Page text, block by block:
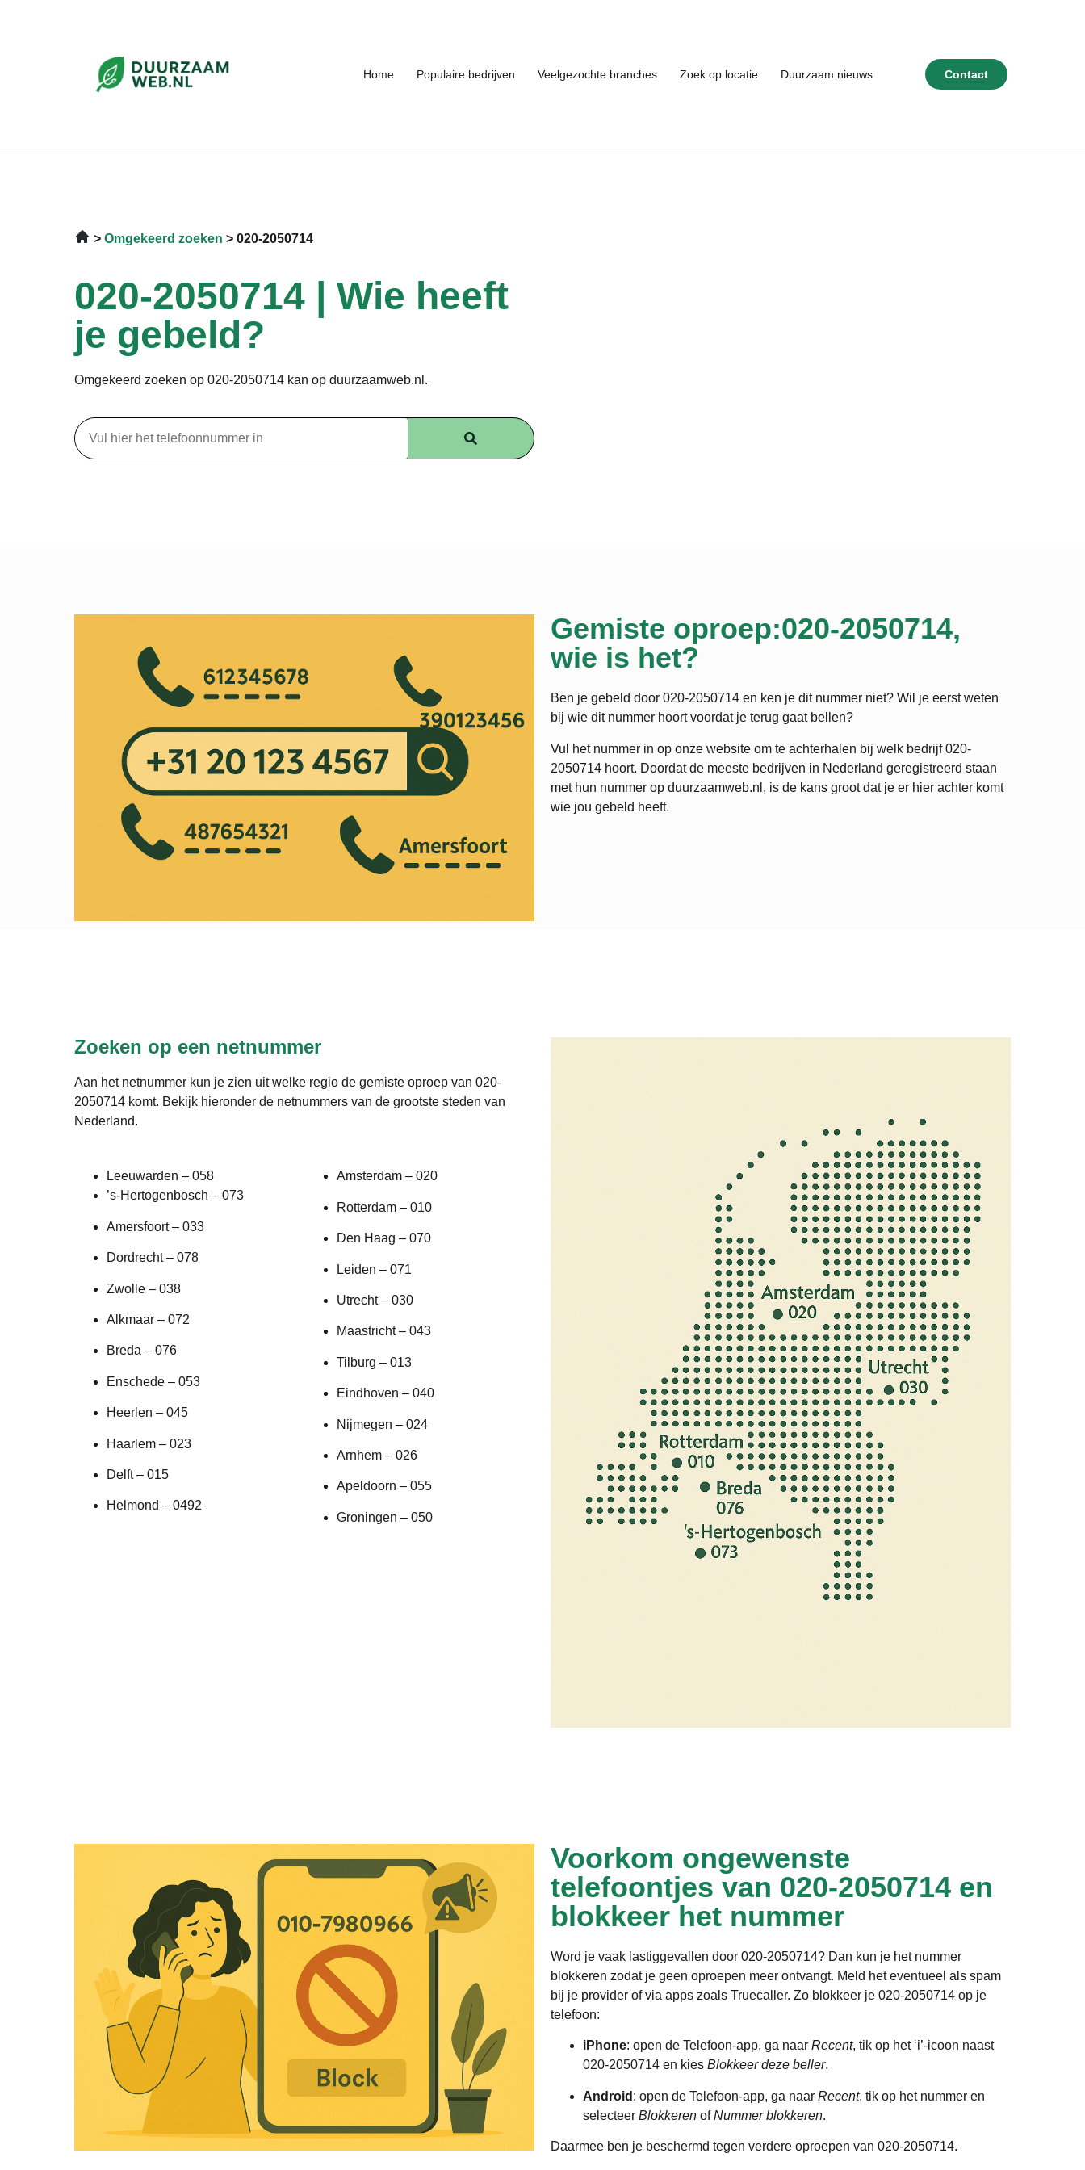
Home Populaire bedrijven Veelgezochte branches Zoek op locatie Duurzaam nieuws Contact
Omgekeerd zoeken 020-2050714
020-2050714 | Wie heeft
je gebeld?
Omgekeerd zoeken op 020-2050714 kan op duurzaamweb.nl.
Gemiste oproep:020-2050714,
wie is het?
Ben je gebeld door 020-2050714 en ken je dit nummer niet? Wil je eerst weten
bij wie dit nummer hoort voordat je terug gaat bellen?
Vul het nummer in op onze website om te achterhalen bij welk bedrijf020-
2050714 hoort. Doordat de meeste bedrijven in Nederland geregistreerd staan
met hun nummer op duurzaamweb.nl, is de kans groot dat je er hier achter komt
wie jou gebeld heeft.
Zoeken op een netnummer
Aan het netnummer kun je zien uit welke regio de gemiste oproep van 020-
2050714 komt. Bekijk hieronder de netnummers van de grootste steden van
Nederland.
Leeuwarden – 058
’s-Hertogenbosch – 073
Amersfoort – 033
Dordrecht – 078
Zwolle – 038
Alkmaar – 072
Breda – 076
Enschede – 053
Heerlen – 045
Haarlem – 023
Delft – 015
Helmond – 0492
Amsterdam – 020
Rotterdam – 010
Den Haag – 070
Leiden – 071
Utrecht – 030
Maastricht – 043
Tilburg – 013
Eindhoven – 040
Nijmegen – 024
Arnhem – 026
Apeldoorn – 055
Groningen – 050
Voorkom ongewenste
telefoontjes van 020-2050714 en
blokkeer het nummer
Word je vaak lastiggevallen door 020-2050714? Dan kun je het nummer
blokkeren zodat je geen oproepen meer ontvangt. Meld het eventueel als spam
bij je provider of via apps zoals Truecaller. Zo blokkeer je 020-2050714 op je
telefoon:
iPhone: open de Telefoon-app, ga naar Recent, tik op het ‘i’-icoon naast
020-2050714 en kies Blokkeer deze beller.
Android : open de Telefoon-app, ga naar Recent, tik op het nummer en
selecteer Blokkeren ofNummer blokkeren.
Daarmee ben je beschermd tegen verdere oproepen van 020-2050714.